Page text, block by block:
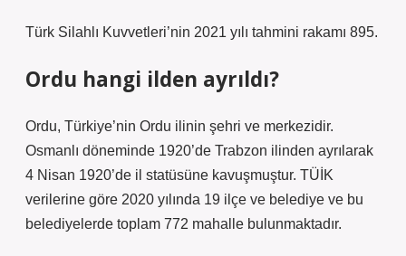
Türk Silahlı Kuvvetleri’nin 2021 yılı tahmini rakamı 895.
Ordu hangi ilden ayrıldı?
Ordu, Türkiye’nin Ordu ilinin şehri ve merkezidir.
Osmanlı döneminde 1920’de Trabzon ilinden ayrılarak
4 Nisan 1920’de il statüsüne kavuşmuştur. TÜİK
verilerine göre 2020 yılında 19 ilçe ve belediye ve bu
belediyelerde toplam 772 mahalle bulunmaktadır.